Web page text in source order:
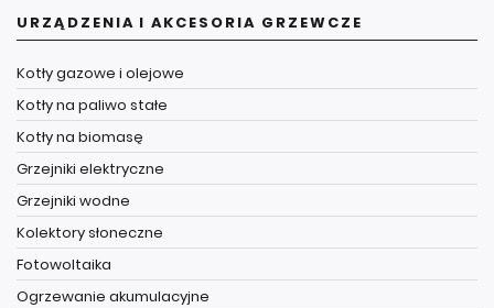
URZĄDZENIA I AKCESORIA GRZEWCZE
Kotły gazowe i olejowe
Kotły na paliwo stałe
Kotły na biomasę
Grzejniki elektryczne
Grzejniki wodne
Kolektory słoneczne
Fotowoltaika
Ogrzewanie akumulacyjne